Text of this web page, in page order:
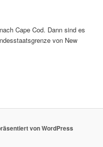
Cape Cod. Dann sind es
von New
von WordPress